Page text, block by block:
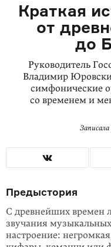
Краткая
от
до
Руководитель
Владимир
симфонические
со временем и
Записала
Предыстория
С древнейших времен
звучания
настроение: